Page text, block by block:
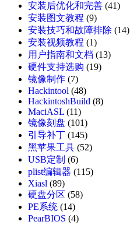
安装后优化和完善 (41)
安装图文教程 (9)
安装技巧和故障排除 (14)
安装视频教程 (1)
用户指南和文档 (13)
硬件支持选购 (19)
镜像制作 (7)
Hackintool (48)
HackintoshBuild (8)
MaciASL (11)
镜像刻盘 (101)
引导补丁 (145)
黑苹果工具 (52)
USB定制 (6)
plist编辑器 (115)
Xiasl (89)
硬盘分区 (58)
PE系统 (14)
PearBIOS (4)